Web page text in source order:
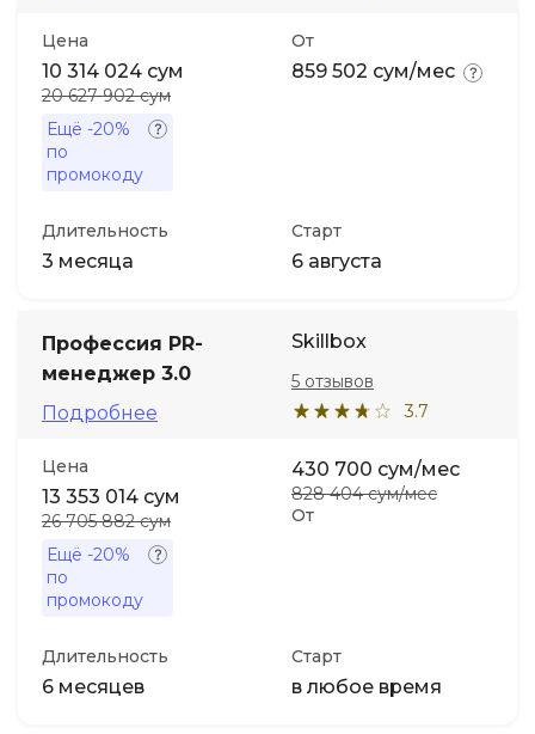
Цена
10 314 024 сум
20 627 902 сум
Ещё -20%
по
промокоду
От
859 502 сум/мес
Длительность
3 месяца
Старт
6 августа
Профессия PR-
менеджер 3.0
Подробнее
Skillbox
3.7
5 отзывов
Цена
13 353 014 сум
26 705 882 сум
Ещё -20%
по
промокоду
От
430 700 сум/мес
828 404 сум/мес
Длительность
6 месяцев
Старт
в любое время